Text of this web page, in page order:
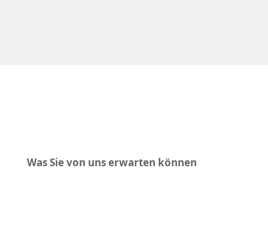
Was Sie von uns erwarten können